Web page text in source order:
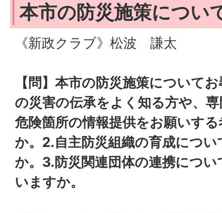
本市の防災施策につ
《新政クラブ》松波 謙太
【問】本市の防災施策について
の災害の伝承をよく知る方や、
危険箇所の情報提供をお願いす
か。2.自主防災組織の育成につ
か。3.防災関連団体の連携につ
いますか。